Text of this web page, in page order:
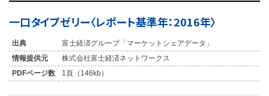
一口タイプゼリー〈レポート基準年：2016年〉
出典
富士経済グループ「マーケットシェアデータ」
情報提供元
株式会社富士経済ネットワークス
PDFページ数
1頁（146kb）